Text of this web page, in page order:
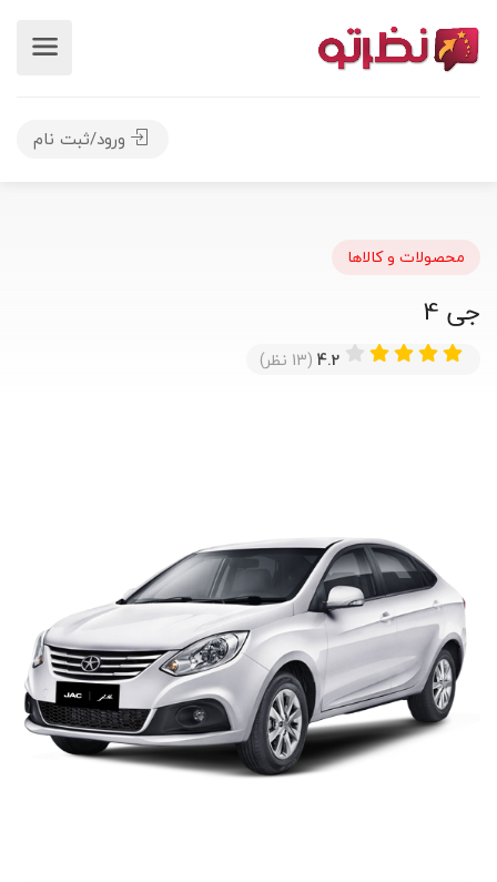
ورود/ثبت نام
محصولات و کالاها
جی 4
4.2 (13 نظر)